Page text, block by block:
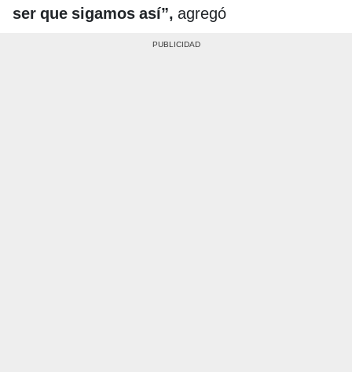
ser que sigamos así”, agregó